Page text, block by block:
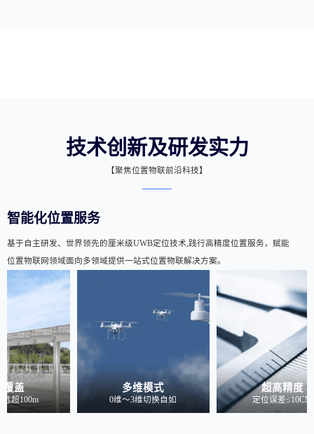
技术创新及研发实力
【聚焦位置物联前沿科技】
智能化位置服务
基于自主研发、世界领先的厘米级UWB定位技术,践行高精度位置服务，赋能
位置物联网领域面向多领域提供一站式位置物联解决方案。
覆盖
超100m
多维模式
0维～3维切换自如
超高精度
定位误差≤10CM